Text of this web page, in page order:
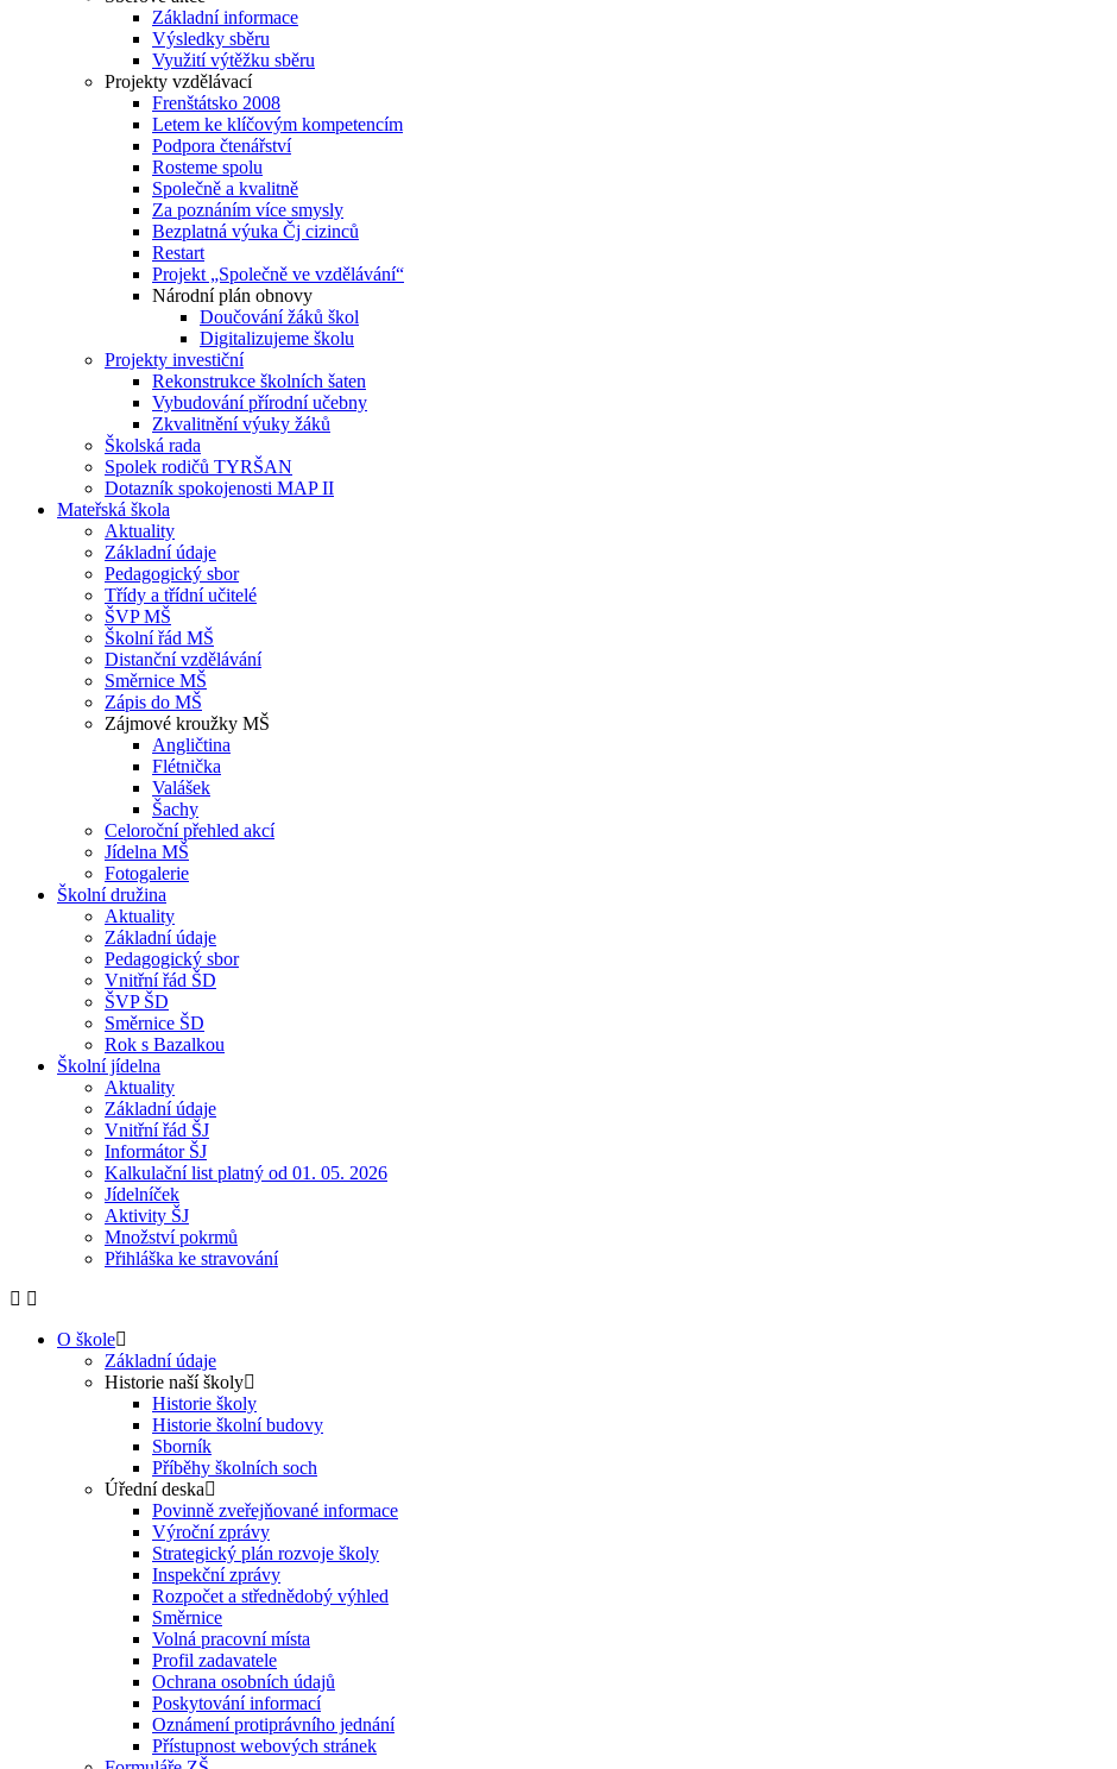
Základní informace
Výsledky sběru
Využití výtěžku sběru
Projekty vzdělávací
Frenštátsko 2008
Letem ke klíčovým kompetencím
Podpora čtenářství
Rosteme spolu
Společně a kvalitně
Za poznáním více smysly
Bezplatná výuka Čj cizinců
Restart
Projekt „Společně ve vzdělávání“
Národní plán obnovy
Doučování žáků škol
Digitalizujeme školu
Projekty investiční
Rekonstrukce školních šaten
Vybudování přírodní učebny
Zkvalitnění výuky žáků
Školská rada
Spolek rodičů TYRŠAN
Dotazník spokojenosti MAP II
Mateřská škola
Aktuality
Základní údaje
Pedagogický sbor
Třídy a třídní učitelé
ŠVP MŠ
Školní řád MŠ
Distanční vzdělávání
Směrnice MŠ
Zápis do MŠ
Zájmové kroužky MŠ
Angličtina
Flétnička
Valášek
Šachy
Celoroční přehled akcí
Jídelna MŠ
Fotogalerie
Školní družina
Aktuality
Základní údaje
Pedagogický sbor
Vnitřní řád ŠD
ŠVP ŠD
Směrnice ŠD
Rok s Bazalkou
Školní jídelna
Aktuality
Základní údaje
Vnitřní řád ŠJ
Informátor ŠJ
Kalkulační list platný od 01. 05. 2026
Jídelníček
Aktivity ŠJ
Množství pokrmů
Přihláška ke stravování
O škole
Základní údaje
Historie naší školy
Historie školy
Historie školní budovy
Sborník
Příběhy školních soch
Úřední deska
Povinně zveřejňované informace
Výroční zprávy
Strategický plán rozvoje školy
Inspekční zprávy
Rozpočet a střednědobý výhled
Směrnice
Volná pracovní místa
Profil zadavatele
Ochrana osobních údajů
Poskytování informací
Oznámení protiprávního jednání
Přístupnost webových stránek